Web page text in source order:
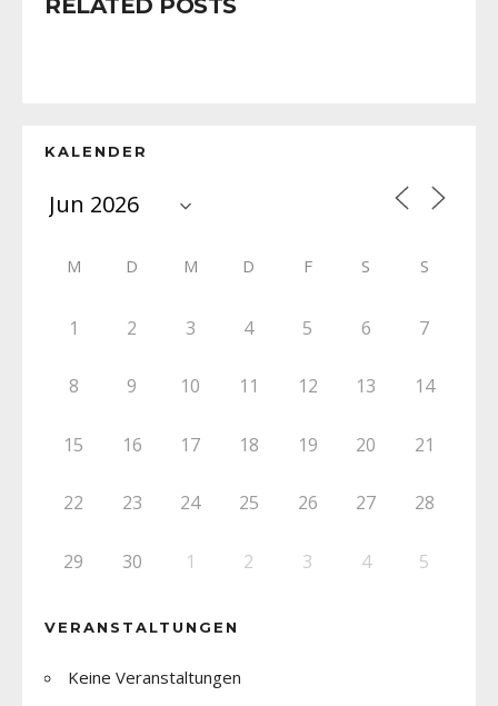
RELATED POSTS
KALENDER
M D M D F S S
1 2 3 4 5 6 7
8 9 10 11 12 13 14
15 16 17 18 19 20 21
22 23 24 25 26 27 28
29 30 1 2 3 4 5
VERANSTALTUNGEN
Keine Veranstaltungen